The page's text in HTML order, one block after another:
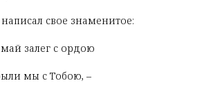
свое знаменитое:
залег с ордою
мы с Тобою, –